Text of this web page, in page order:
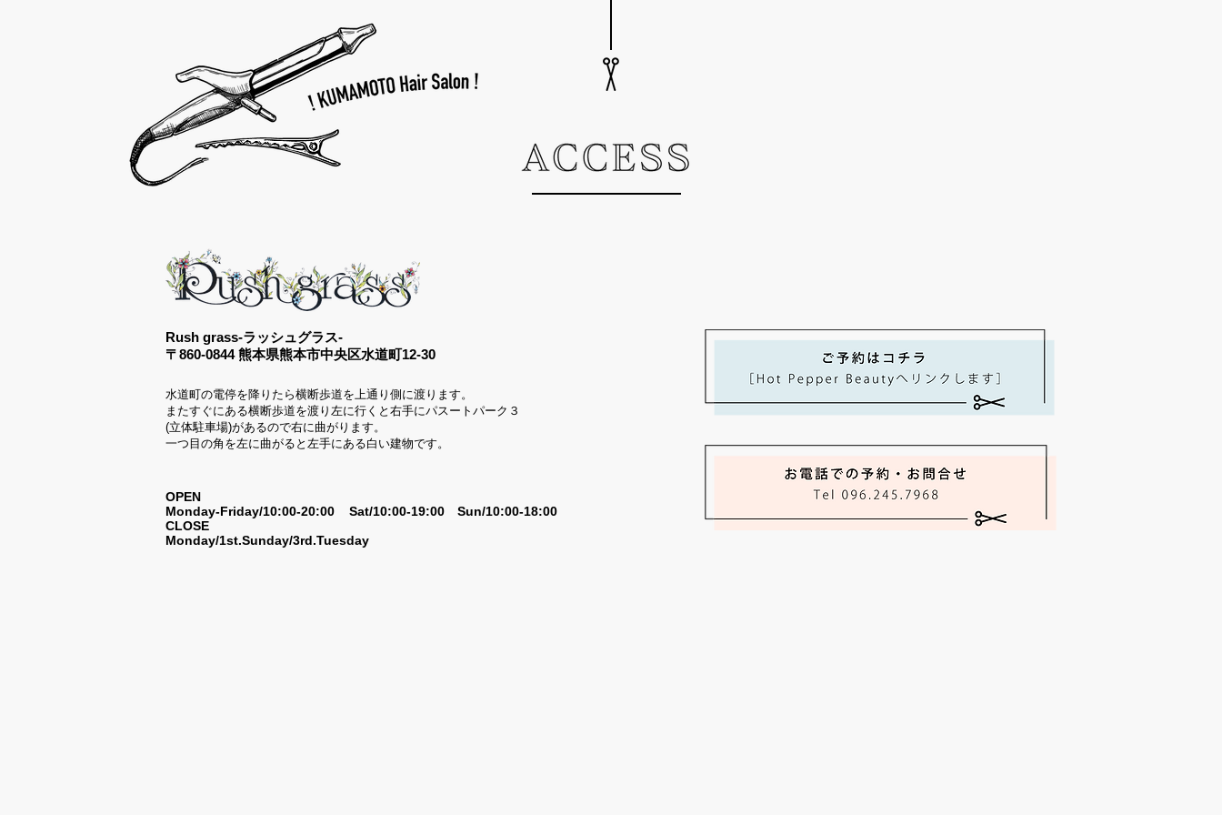
Rush grass-ラッシュグラス-
〒860-0844 熊本県熊本市中央区水道町12-30
水道町の電停を降りたら横断歩道を上通り側に渡ります。
またすぐにある横断歩道を渡り左に行くと右手にパスートパーク３
(立体駐車場)があるので右に曲がります。
一つ目の角を左に曲がると左手にある白い建物です。
OPEN
Monday-Friday/10:00-20:00 Sat/10:00-19:00 Sun/10:00-18:00
CLOSE
Monday/1st.Sunday/3rd.Tuesday